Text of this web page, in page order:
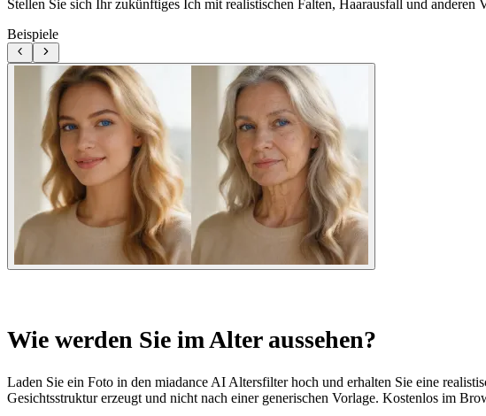
Stellen Sie sich Ihr zukünftiges Ich mit realistischen Falten, Haarausfall und anderen
Beispiele
Wie werden Sie im Alter aussehen?
Laden Sie ein Foto in den miadance AI Altersfilter hoch und erhalten Sie eine
Gesichtsstruktur erzeugt und nicht nach einer generischen Vorlage. Kostenlos im